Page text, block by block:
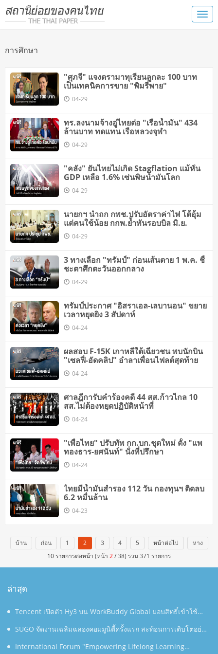
การศึกษา
"ศุภจี" แจงดรามาทุเรียนลูกละ 100 บาท
เป็นเทคนิคการขาย "พิมรี่พาย"
04-29
ทร.ลงนามจ้างอู่ไทยต่อ "เรือน้ำมัน" 434
ล้านบาท ทดแทน เรือหลวงจุฬา
04-29
"คลัง" ยันไทยไม่เกิด Stagflation แม้หั่น
GDP เหลือ 1.6% เซ่นพิษน้ำมันโลก
04-29
นายกฯ นำถก กพช.ปรับอัตราค่าไฟ โต้อุ้ม
แต่คนใช้น้อย กกพ.​ย้ำ​ทันรอบบิล มิ.ย.
04-29
3 ทางเลือก "ทรัมป์" ก่อนเส้นตาย 1 พ.ค. ชี้
ชะตาศึกตะวันออกกลาง
04-29
ทรัมป์ประกาศ "อิสราเอล-เลบานอน" ขยาย
เวลาหยุดยิง 3 สัปดาห์
04-24
ผลสอบ F-15K เกาหลีใต้เฉี่ยวชน พบนักบิน
"เซลฟี่-อัดคลิป" อำลาเพื่อนไฟลต์สุดท้าย
04-24
ศาลฎีการับคำร้องคดี 44 สส.ก้าวไกล 10
สส.ไม่ต้องหยุดปฏิบัติหน้าที่
04-24
"เพื่อไทย"​ ปรับทัพ กก.บก.ชุดใหม่ ตั้ง "แพ
ทองธาร-ยศนันท์" นั่งที่ปรึกษา
04-24
ไทยมีน้ำมันสำรอง 112 วัน กองทุนฯ ติดลบ
6.2 หมื่นล้าน
04-23
บ้าน ก่อน 1 2 3 4 5 หน้าต่อไป
หาง
10 รายการต่อหน้า (หน้า 2/ 38) รวม 371 รายการ
ล่าสุด
Tencent เปิดตัว Hy3 บน WorkBuddy Global มอบสิทธิ์เข้าใช้
งาน AI Agentic Workspace ฟรีตลอดเดือนสิงหาคม
SUGO จัดงานเฉลิมฉลองคอมมูนิตี้ครั้งแรก สะท้อนการเติบโตอย่าง
ต่อเนื่องในประเทศไทย
International Forum "Empowering Lifelong Learning